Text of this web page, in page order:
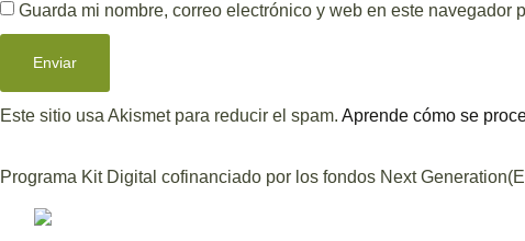
Guarda mi nombre, correo electrónico y web en este navegador
Este sitio usa Akismet para reducir el spam. Aprende cómo se
Programa Kit Digital cofinanciado por los fondos Next